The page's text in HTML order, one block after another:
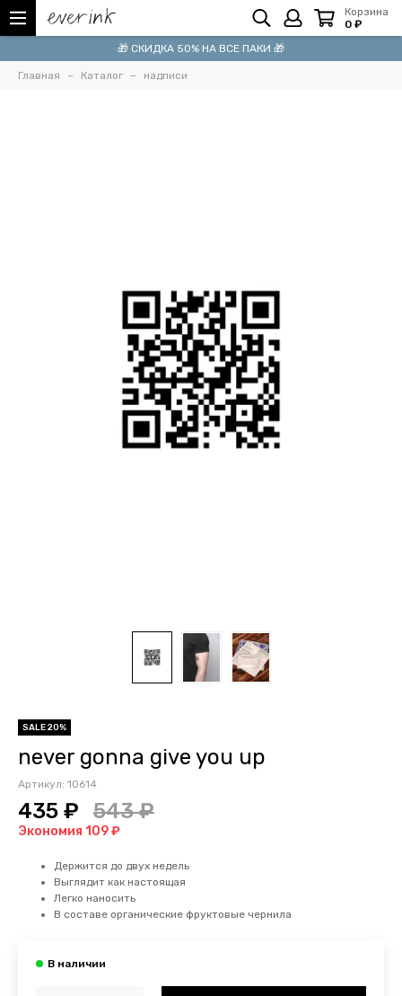
Корзина
0 ₽
🎁 СКИДКА 50% НА ВСЕ ПАКИ 🎁
Главная Каталог надписи
SALE 20%
never gonna give you up
Артикул: 10614
435 ₽ 543 ₽
Экономия 109 ₽
Держится до двух недель
Выглядит как настоящая
Легко наносить
В составе органические фруктовые чернила